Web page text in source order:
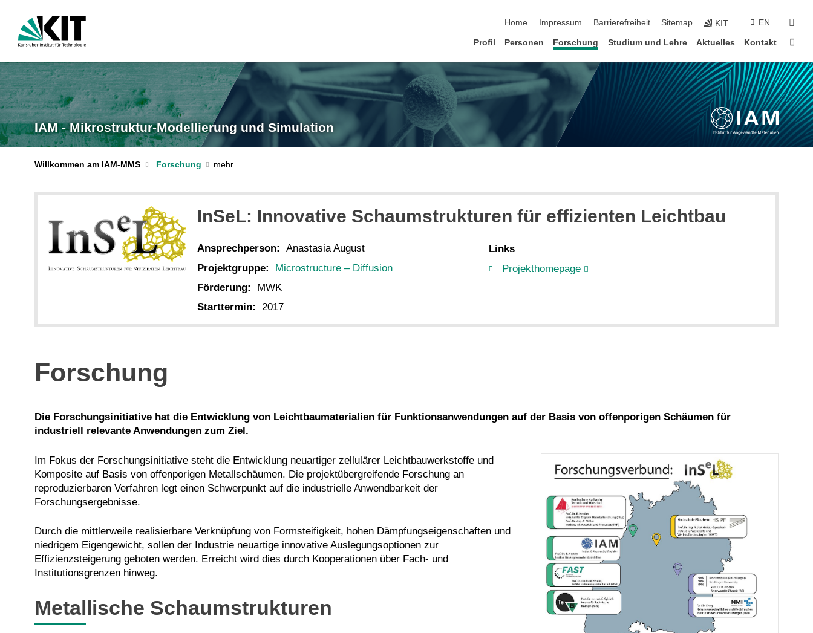
Home
Impressum Barrierefreiheit Sitemap KIT EN
Profil Personen Forschung Studium und Lehre Aktuelles Kontakt
IAM - Mikrostruktur-Modellierung und Simulation
Willkommen am IAM-MMS Forschung
InSeL: Innovative Schaumstrukturen für effizienten Leichtbau
Ansprechperson:
Anastasia August
Projektgruppe:
Microstructure – Diffusion
Förderung:
MWK
Starttermin:
2017
Links
Projekthomepage
Forschung
Die Forschungsinitiative hat die Entwicklung von Leichtbaumaterialien für Funktionsanwendungen auf der Basis von offenporigen Schäumen für
industriell relevante Anwendungen zum Ziel.
Im Fokus der Forschungsinitiative steht die Entwicklung neuartiger zellulärer Leichtbauwerkstoffe und
Komposite auf Basis von offenporigen Metallschäumen. Die projektübergreifende Forschung an
reproduzierbaren Verfahren legt einen Schwerpunkt auf die industrielle Anwendbarkeit der
Forschungsergebnisse.
Durch die mittlerweile realisierbare Verknüpfung von Formsteifigkeit, hohen Dämpfungseigenschaften und
niedrigem Eigengewicht, sollen der Industrie neuartige innovative Auslegungsoptionen zur
Effizienzsteigerung geboten werden. Erreicht wird dies durch Kooperationen über Fach‐ und
Institutionsgrenzen hinweg.
Metallische Schaumstrukturen